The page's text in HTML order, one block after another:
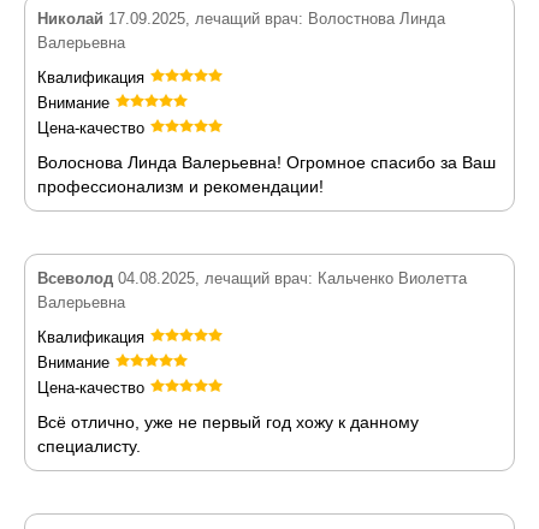
Николай 17.09.2025, лечащий врач: Волостнова Линда
Валерьевна
Квалификация
Внимание
Цена-качество
Волоснова Линда Валерьевна! Огромное спасибо за Ваш
профессионализм и рекомендации!
Всеволод 04.08.2025, лечащий врач: Кальченко Виолетта
Валерьевна
Квалификация
Внимание
Цена-качество
Всё отлично, уже не первый год хожу к данному
специалисту.